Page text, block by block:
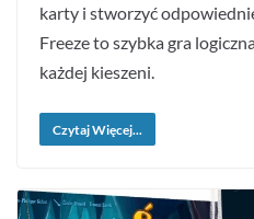
karty i stworzyć
Freeze to szybka gra
każdej kieszeni.
Czytaj Więcej...